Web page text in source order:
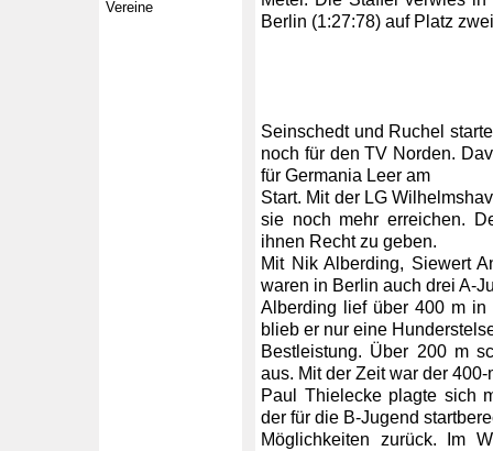
Vereine
Berlin (1:27:78) auf Platz
Seinschedt und Ruchel
noch für den TV Norden.
für Germania Leer am
Start. Mit der LG
sie noch mehr erreichen.
ihnen Recht zu geben.
Mit Nik Alberding, Siewert
waren in Berlin auch drei A-
Alberding lief über 400 m in
blieb er nur eine
Bestleistung. Über 200 m
aus. Mit der Zeit war der
Paul Thielecke plagte sich
der für die B-Jugend
Möglichkeiten zurück. Im